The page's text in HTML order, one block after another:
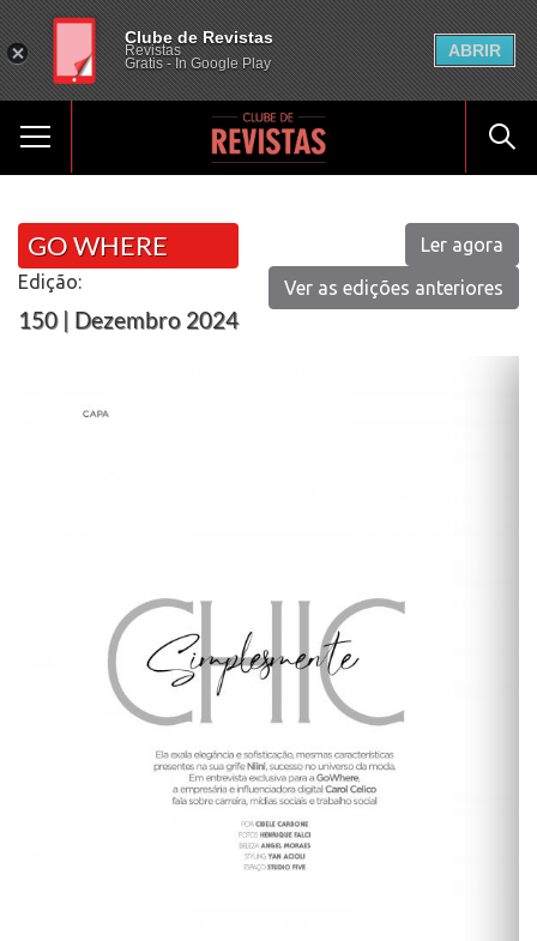
GO WHERE
Edição:
150 | Dezembro 2024
Ler agora
Ver as edições anteriores
Clube de Revistas
Revistas
Gratis - In Google Play
ABRIR